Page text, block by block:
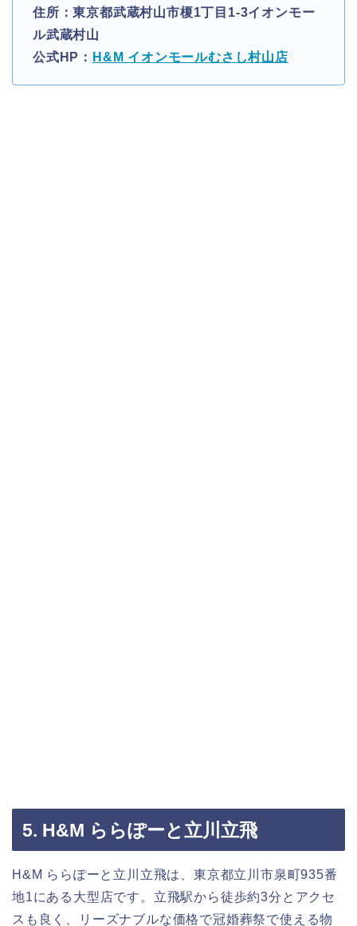
住所：東京都武蔵村山市榎1丁目1-3イオンモー
ル武蔵村山
公式HP： H&M イオンモールむさし村山店
5. H&M ららぽーと立川立飛
H&M ららぽーと立川立飛は、東京都立川市泉町935番
地1にある大型店です。立飛駅から徒歩約3分とアクセ
スも良く、リーズナブルな価格で冠婚葬祭で使える物